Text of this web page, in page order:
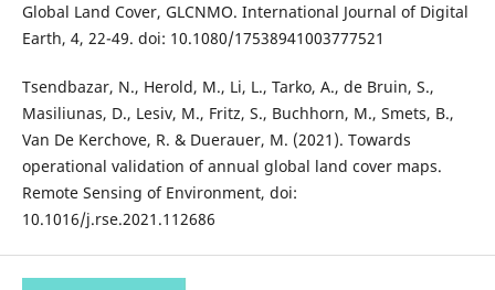
Global Land Cover, GLCNMO. International Journal of Digital
Earth, 4, 22-49. doi: 10.1080/17538941003777521
Tsendbazar, N., Herold, M., Li, L., Tarko, A., de Bruin, S.,
Masiliunas, D., Lesiv, M., Fritz, S., Buchhorn, M., Smets, B.,
Van De Kerchove, R. & Duerauer, M. (2021). Towards
operational validation of annual global land cover maps.
Remote Sensing of Environment, doi:
10.1016/j.rse.2021.112686